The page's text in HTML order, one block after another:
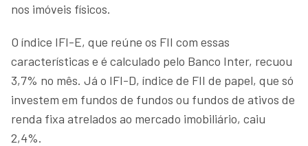
nos imóveis físicos.
O índice IFI-E, que reúne os FII com essas
características e é calculado pelo Banco Inter, recuou
3,7% no mês. Já o IFI-D, índice de FII de papel, que só
investem em fundos de fundos ou fundos de ativos de
renda fixa atrelados ao mercado imobiliário, caiu
2,4%.